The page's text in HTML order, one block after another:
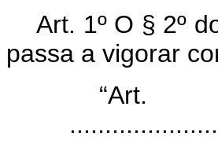
Art. 1º O § 2º
passa a vigorar